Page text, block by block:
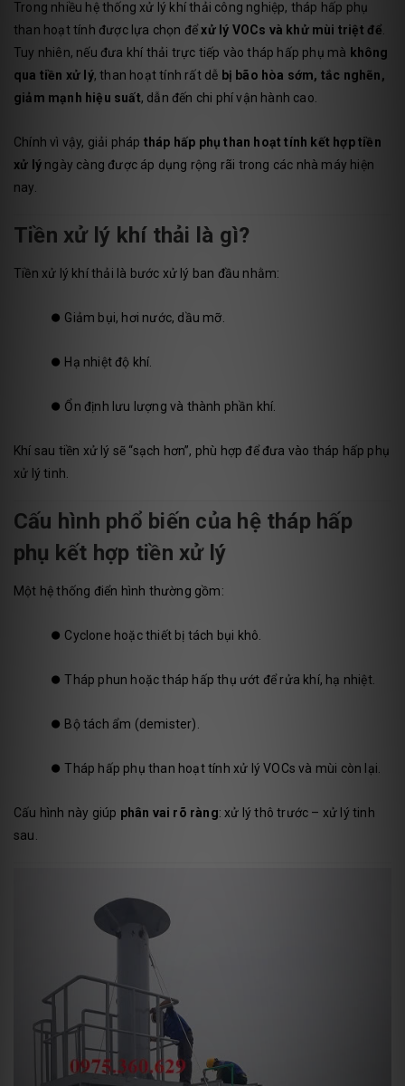
Trong nhiều hệ thống xử lý khí thải công nghiệp, tháp hấp phụ
than hoạt tính được lựa chọn đểxử lý VOCs và khử mùi triệt để.
Tuy nhiên, nếu đưa khí thải trực tiếp vào tháp hấp phụ mà không
qua tiền xử lý, than hoạt tính rất dễ bị bão hòa sớm, tắc nghẽn,
giảm mạnh hiệu suất, dẫn đến chi phí vận hành cao.
Chính vì vậy, giải pháp tháp hấp phụ than hoạt tính kết hợp tiền
xử lý ngày càng được áp dụng rộng rãi trong các nhà máy hiện
nay.
Tiền xử lý khí thải là gì?
Tiền xử lý khí thải là bước xử lý ban đầu nhằm:
⏺️ Giảm bụi, hơi nước, dầu mỡ.
⏺️ Hạ nhiệt độ khí.
⏺️ Ổn định lưu lượng và thành phần khí.
Khí sau tiền xử lý sẽ “sạch hơn”, phù hợp để đưa vào tháp hấp phụ
xử lý tinh.
Cấu hình phổ biến của hệ tháp hấp
phụ kết hợp tiền xử lý
Một hệ thống điển hình thường gồm:
⏺️ Cyclone hoặc thiết bị tách bụi khô.
⏺️Tháp phun hoặc tháp hấp thụ ướt để rửa khí, hạ nhiệt.
⏺️ Bộ tách ẩm (demister).
⏺️Tháp hấp phụ than hoạt tính xử lý VOCs và mùi còn lại.
Cấu hình này giúp phân vai rõ ràng: xử lý thô trước – xử lý tinh
sau.